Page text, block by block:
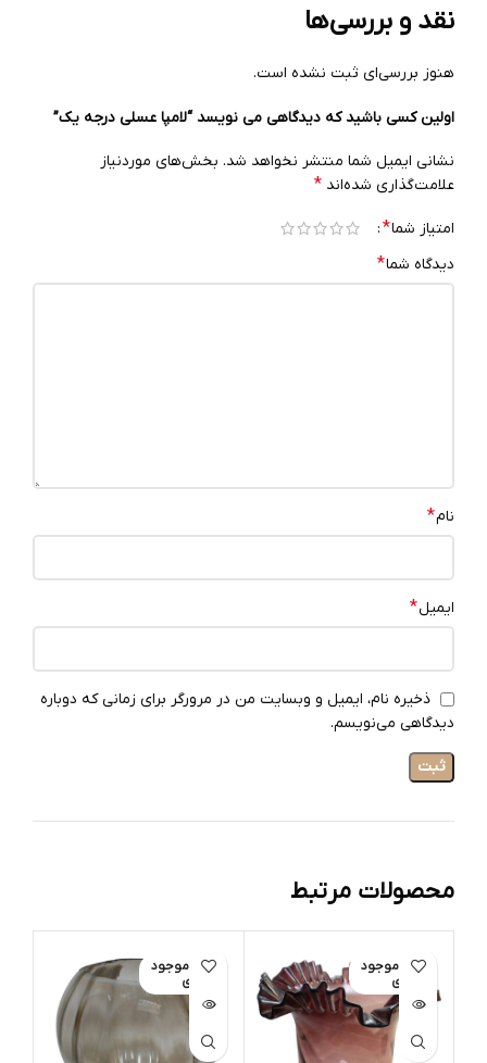
نقد و بررسی‌ها
هنوز بررسی‌ای ثبت نشده است.
اولین کسی باشید که دیدگاهی می نویسد “لامپا عسلی درجه یک”
نشانی ایمیل شما منتشر نخواهد شد. بخش‌های موردنیاز
علامت‌گذاری شده‌اند *
امتیاز شما*
دیدگاه شما*
نام*
ایمیل*
ذخیره نام، ایمیل و وبسایت من در مرورگر برای زمانی که دوباره
دیدگاهی می‌نویسم.
محصولات مرتبط
اتمام موجود
ی
اتمام موجود
ی